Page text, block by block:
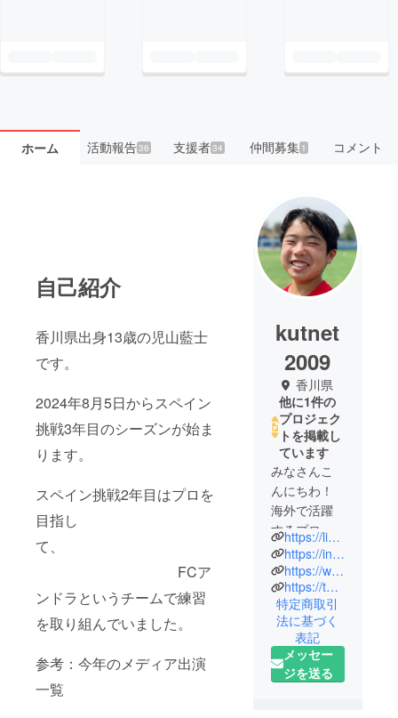
ホーム 活動報告36 支援者34 仲間募集 1 コメント
自己紹介
香川県出身13歳の児山藍士
です。
2024年8月5日からスペイン
挑戦3年目のシーズンが始ま
ります。
スペイン挑戦2年目はプロを
目指し
て、
FCア
ンドラというチームで練習
を取り組んでいました。
参考：今年のメディア出演
一覧
kutnet
2009
香川県
他に1件の
プロジェク
トを掲載し
ています
みなさんこ
んにちわ！
海外で活躍
するプロ
サッカー選
手を目指
し、12歳で
単身スペイ
ンにサッ
カー留学を
している香
川県出身の
https://lin.ee/3Xagss3
https://instagram.com/koyama_aito?igshid=YmMyMTA2M2Y=
https://www.facebook.com/profile.php?id=100068344170128
https://twitter.com/aiueo43824749/
特定商取引
法に基づく
表記
メッセー
ジを送る